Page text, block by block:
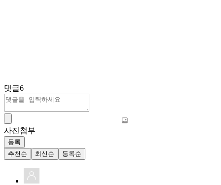
댓글6
사진첨부
등록
추천순
최신순 등록순